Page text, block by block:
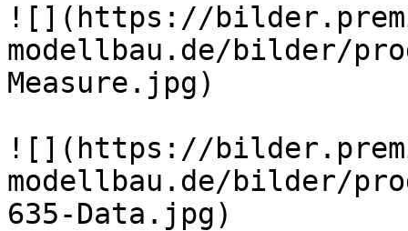
![](https://
modellbau.de/bilder/
Measure.jpg)
![](https://
modellbau.de/bilder/
635-Data.jpg)